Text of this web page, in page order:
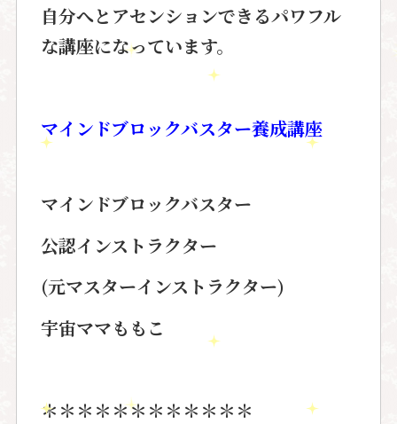
自分へとアセンションできるパワフル
な講座になっています。
マインドブロックバスター養成講座
マインドブロックバスター
公認インストラクター
(元マスターインストラクター)
宇宙ママももこ
＊＊＊＊＊＊＊＊＊＊＊＊